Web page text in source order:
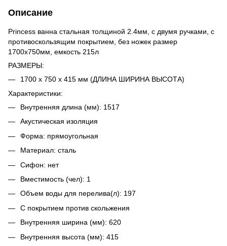
Описание
Princess ванна стальная толщиной 2.4мм, с двумя ручками, с
противоскользящим покрытием, без ножек размер
1700х750мм, емкость 215л
РАЗМЕРЫ:
1700 x 750 x 415 мм (ДЛИНА ШИРИНА ВЫСОТА)
Характеристики:
Внутренняя длина (мм): 1517
Акустическая изоляция
Форма: прямоугольная
Материал: сталь
Сифон: нет
Вместимость (чел): 1
Объем воды для перелива(л): 197
С покрытием против скольжения
Внутренняя ширина (мм): 620
Внутренняя высота (мм): 415